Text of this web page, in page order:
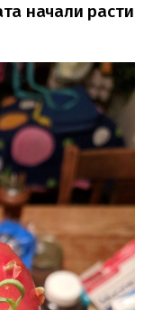
начали расти